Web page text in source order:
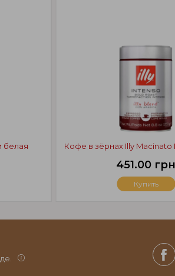
Кофе в зёрнах Illy Macinato
451.00 грн
Купить
белая